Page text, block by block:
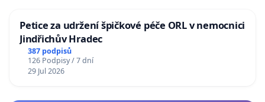
Petice za udržení špičkové péče ORL v nemocnici
Jindřichův Hradec
387 podpisů
126 Podpisy / 7 dní
29 Jul 2026